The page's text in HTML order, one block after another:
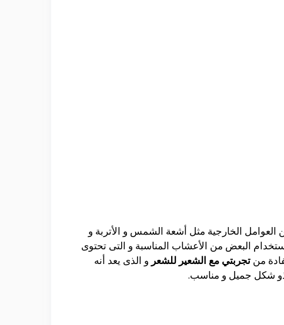
الخارجية مثل أشعة الشمس و الأتربة و
البعض من الأعشاب المناسبة و التى تحتوى
من تجربتي مع الشعير للشعر و الذى يعد أنه
ذو شكل جميل و مناسب.